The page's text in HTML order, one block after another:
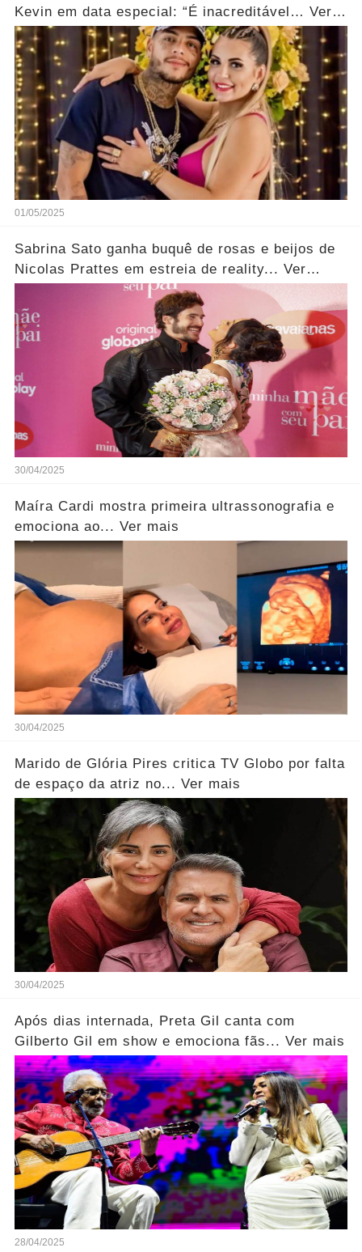
Kevin em data especial: “É inacreditável… Ver
mais
01/05/2025
Sabrina Sato ganha buquê de rosas e beijos de
Nicolas Prattes em estreia de reality... Ver
30/04/2025
Maíra Cardi mostra primeira ultrassonografia e
emociona ao... Ver mais
30/04/2025
Marido de Glória Pires critica TV Globo por falta
de espaço da atriz no... Ver mais
30/04/2025
Após dias internada, Preta Gil canta com
Gilberto Gil em show e emociona fãs... Ver mais
28/04/2025